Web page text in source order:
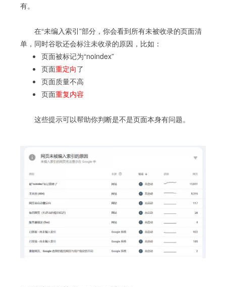
有。
在“未编入索引”部分，你会看到所有未被收录的页面清
单，同时谷歌还会标注未收录的原因，比如：
页面被标记为“noindex”
页面重定向了
页面质量不高
页面重复内容
这些提示可以帮助你判断是不是页面本身有问题。